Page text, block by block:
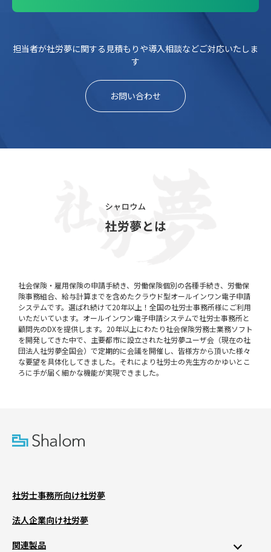
担当者が社労夢に関する見積もりや導入相談などご対応いたしま
す
お問い合わせ
社会保険・雇用保険の申請手続き、労働保険個別の各種手続き、労働保
険事務組合、給与計算までを含めたクラウド型オールインワン電子申請
システムです。選ばれ続けて20年以上！全国の社労士事務所様にご利用
いただいています。オールインワン電子申請システムで社労士事務所と
顧問先のDXを提供します。20年以上にわたり社会保険労務士業務ソフト
を開発してきた中で、主要都市に設立された社労夢ユーザ会（現在の社
団法人社労夢全国会）で定期的に会議を開催し、皆様方から頂いた様々
な要望を具体化してきました。それにより社労士の先生方のかゆいとこ
ろに手が届く細かな機能が実現できました。
社労士事務所向け社労夢
法人企業向け社労夢
関連製品